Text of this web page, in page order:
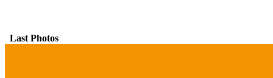
Last Photos